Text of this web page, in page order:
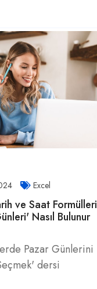
Excel
ve Saat Formülleri
Nasıl Bulunur
Pazar Günlerini
dersi